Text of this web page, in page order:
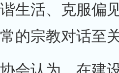
生活、克服偏
的宗教对话至
会认为，在建